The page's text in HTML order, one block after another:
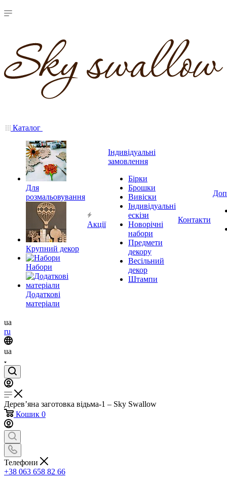
Каталог
Для
розмальовування
Крупний декор
Набори
Додаткові
матеріали
Акції
Індивідуальні
замовлення
Бірки
Брошки
Вивіски
Індивідуальні
ескізи
Новорічні
набори
Предмети
декору
Весільний
декор
Штампи
Контакти
ua
ru
ua
Дерев’яна заготовка відьма-1 – Sky Swallow
Кошик 0
Телефони
+38 063 658 82 66